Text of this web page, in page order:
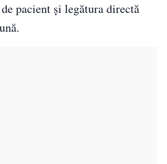
pacient și legătura directă